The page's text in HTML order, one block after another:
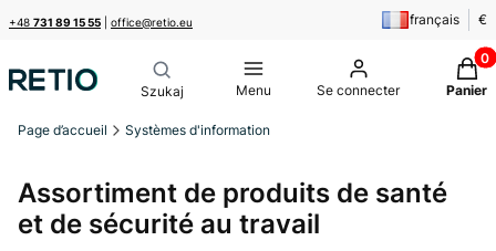
+48 731 89 15 55 office@retio.eu français €
Menu Se connecter Panier
Page d’accueil Systèmes d'information
Assortiment de produits de santé
et de sécurité au travail